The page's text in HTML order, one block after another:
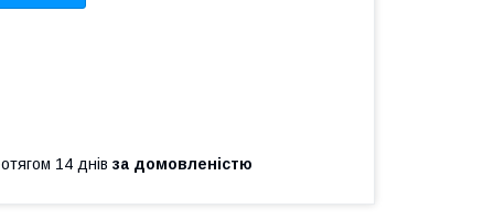
14 днів за домовленістю